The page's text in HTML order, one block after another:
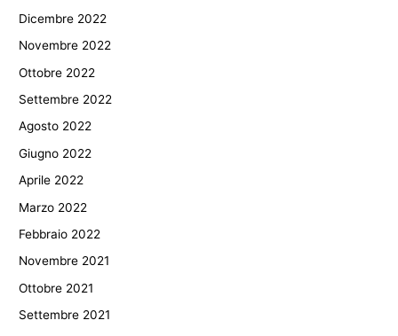
Dicembre 2022
Novembre 2022
Ottobre 2022
Settembre 2022
Agosto 2022
Giugno 2022
Aprile 2022
Marzo 2022
Febbraio 2022
Novembre 2021
Ottobre 2021
Settembre 2021